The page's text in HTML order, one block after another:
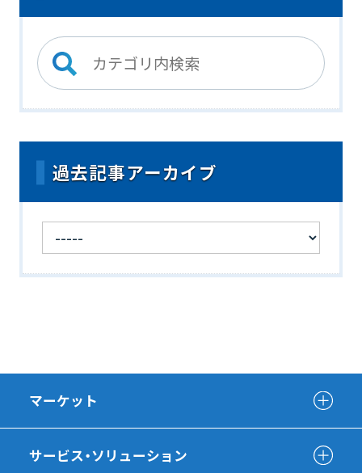
過去記事アーカイブ
マーケット
サービス・ソリューション